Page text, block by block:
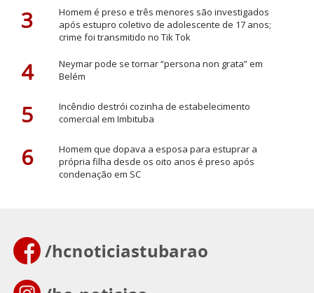
3
Homem é preso e três menores são investigados
após estupro coletivo de adolescente de 17 anos;
crime foi transmitido no Tik Tok
4
Neymar pode se tornar “persona non grata” em
Belém
5
Incêndio destrói cozinha de estabelecimento
comercial em Imbituba
6
Homem que dopava a esposa para estuprar a
própria filha desde os oito anos é preso após
condenação em SC